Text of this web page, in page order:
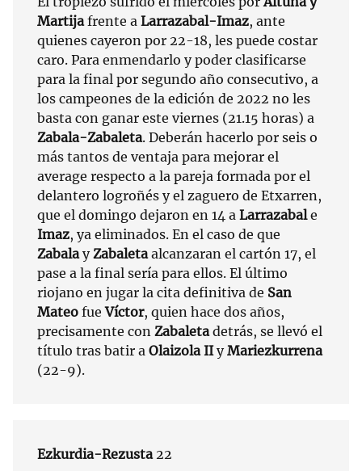
Martijafrente a Larrazabal-Imaz, ante
quienes cayeron por 22-18, les puede costar
caro. Para enmendarlo y poder clasificarse
para la final por segundo año consecutivo, a
los campeones de la edición de 2022 no les
basta con ganar este viernes (21.15 horas) a
Zabala-Zabaleta. Deberán hacerlo por seis o
más tantos de ventaja para mejorar el
average respecto a la pareja formada por el
delantero logroñés y el zaguero de Etxarren,
que el domingo dejaron en 14 a Larrazabale
Imaz, ya eliminados. En el caso de que
ZabalayZabaletaalcanzaran el cartón 17, el
pase a la final sería para ellos. El último
riojano en jugar la cita definitiva de San
Mateo fueVíctor, quien hace dos años,
precisamente con Zabaletadetrás, se llevó el
título tras batir a Olaizola IIyMariezkurrena
(22-9).
Ezkurdia-Rezusta22